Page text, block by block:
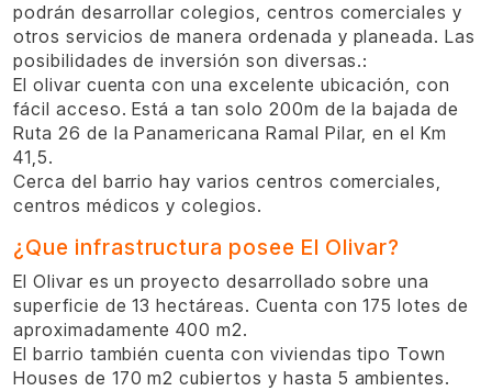
podrán desarrollar colegios, centros comerciales y
otros servicios de manera ordenada y planeada. Las
posibilidades de inversión son diversas.:
El olivar cuenta con una excelente ubicación, con
fácil acceso. Está a tan solo 200m de la bajada de
Ruta 26 de la Panamericana Ramal Pilar, en el Km
41,5.
Cerca del barrio hay varios centros comerciales,
centros médicos y colegios.
¿Que infrastructura posee El Olivar?
El Olivar es un proyecto desarrollado sobre una
superficie de 13 hectáreas. Cuenta con 175 lotes de
aproximadamente 400 m2.
El barrio también cuenta con viviendas tipo Town
Houses de 170 m2 cubiertos y hasta 5 ambientes.